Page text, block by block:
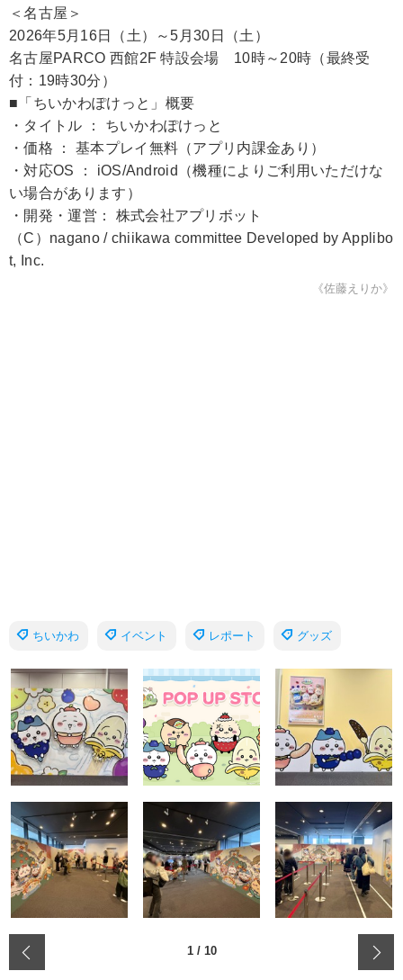
＜名古屋＞
2026年5月16日（土）～5月30日（土）
名古屋PARCO 西館2F 特設会場 10時～20時（最終受
付：19時30分）
■「ちいかわぽけっと」概要
・タイトル ： ちいかわぽけっと
・価格 ： 基本プレイ無料（アプリ内課金あり）
・対応OS ： iOS/Android（機種によりご利用いただけな
い場合があります）
・開発・運営： 株式会社アプリボット
（C）nagano / chiikawa committee Developed by Applibo
t, Inc.
《佐藤えりか》
ちいかわ イベント レポート グッズ
1/ 10